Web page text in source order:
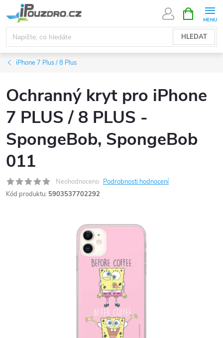
na
obsah
HLEDAT
NÁKUPNÍ
KOŠÍK
iPhone 7 Plus / 8 Plus
Ochranný kryt pro iPhone
7 PLUS / 8 PLUS -
SpongeBob, SpongeBob
011
Neohodnoceno Podrobnosti hodnocení
Kód produktu: 5903537702292